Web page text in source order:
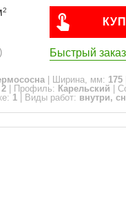
2
) Быстрый заказ
Ширина, мм: 175
2 Профиль: Карельский
1 Виды работ: внутри,